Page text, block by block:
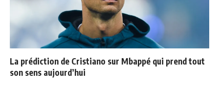
La prédiction de Cristiano sur Mbappé qui prend tout
son sens aujourd’hui